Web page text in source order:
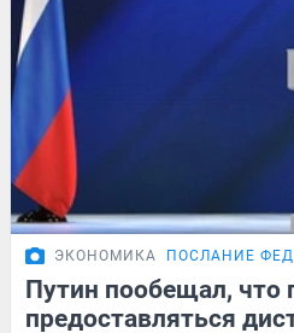
ЭКОНОМИКА ПОСЛАНИЕ
Путин пообещал, что
предоставляться